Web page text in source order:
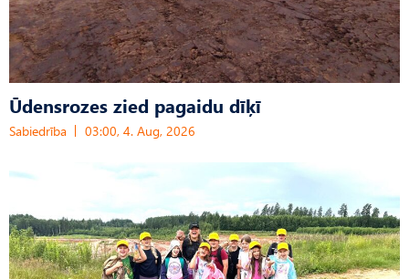
Ūdensrozes zied pagaidu dīķī
Sabiedrība 03:00, 4. Aug, 2026